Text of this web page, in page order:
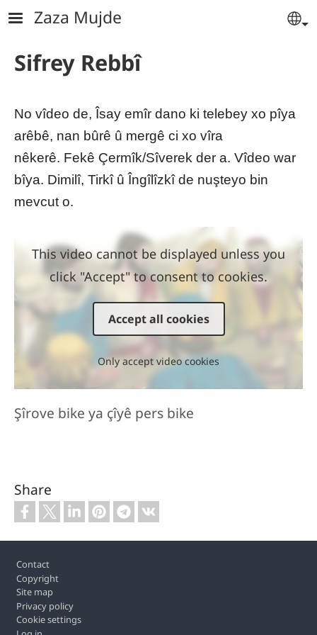
Skip to main content
Zaza Mujde
Sifrey Rebbî
No vîdeo de, Îsay emîr dano ki telebey xo pîya
arêbê, nan bûrê û mergê ci xo vîra
nêkerê. Fekê Çermîk/Sîverek der a. Vîdeo war
bîya. Dimilî, Tirkî û Îngîlîzkî de nuşteyo bin
mevcut o.
This video cannot be displayed unless you
click "Accept" to consent to cookies.
Accept all cookies
Only accept video cookies
Şîrove bike ya çîyê pers bike
Share
Footer
Contact
Copyright
Site map
Privacy policy
Cookie settings